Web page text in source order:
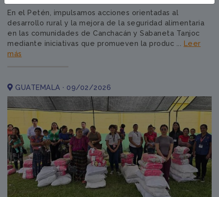
En el Petén, impulsamos acciones orientadas al
desarrollo rural y la mejora de la seguridad alimentaria
en las comunidades de Canchacán y Sabaneta Tanjoc
mediante iniciativas que promueven la produc ... Leer
más
GUATEMALA · 09/02/2026